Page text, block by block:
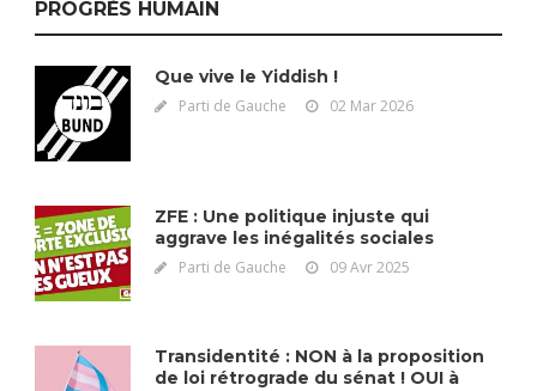
PROGRÈS HUMAIN
Que vive le Yiddish !
Parti de Gauche 02 Mar 2026
ZFE : Une politique injuste qui
aggrave les inégalités sociales
Parti de Gauche 09 Avr 2025
Transidentité : NON à la proposition
de loi rétrograde du sénat ! OUI à